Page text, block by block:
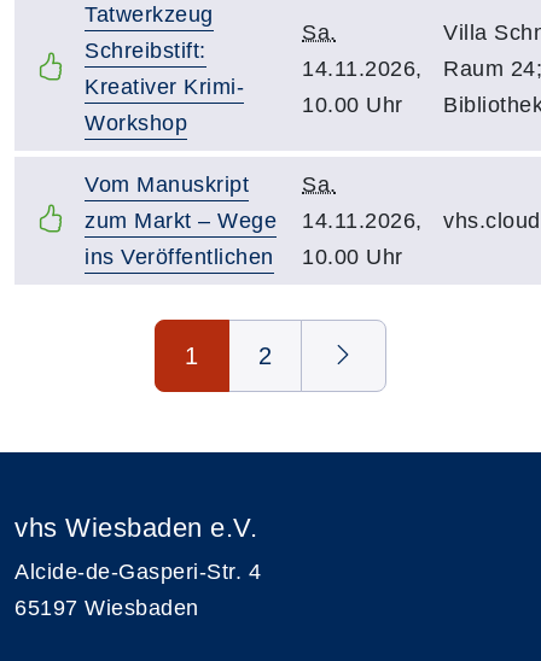
Tatwerkzeug
Schreibstift:
Kreativer Krimi-
Workshop
Sa.
14.11.2026,
10.00 Uhr
Villa
Raum 24;
Vom Manuskript
zum Markt – Wege
ins Veröffentlichen
Sa.
14.11.2026,
10.00 Uhr
1 2
vhs Wiesbaden e.V.
Alcide-de-Gasperi-Str. 4
65197 Wiesbaden